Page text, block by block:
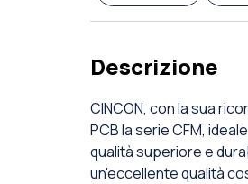
Descrizione
CINCON, con la sua
PCB la serie CFM,
qualità superiore e
un'eccellente qualità